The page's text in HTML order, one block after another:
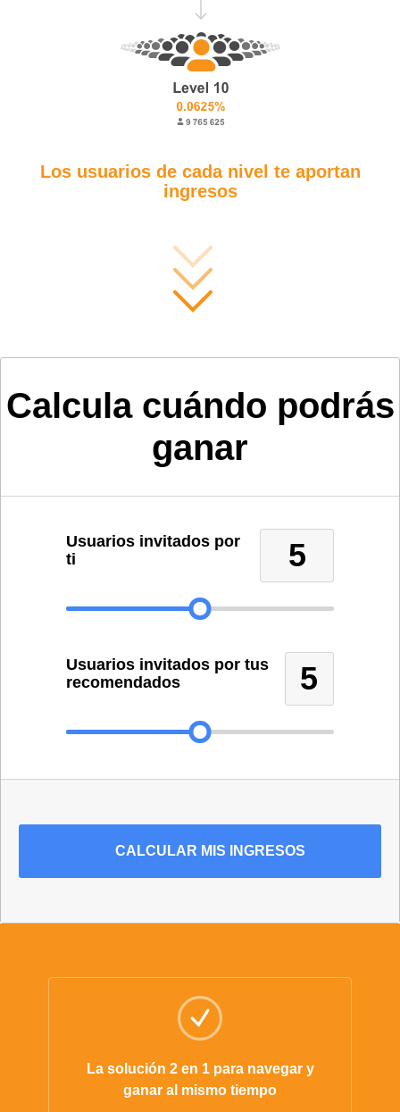
Los usuarios de cada nivel te aportan
ingresos
Calcula cuándo podrás
ganar
Usuarios invitados por
ti
5
Usuarios invitados por tus
recomendados
5
CALCULAR MIS INGRESOS
La solución 2 en 1 para navegar y
ganar al mismo tiempo